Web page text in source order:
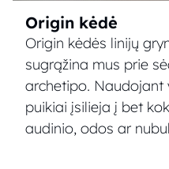
Origin kėdė
Origin kėdės linijų
sugrąžina mus prie
archetipo. Naudojant
puikiai įsilieja į bet
audinio, odos ar